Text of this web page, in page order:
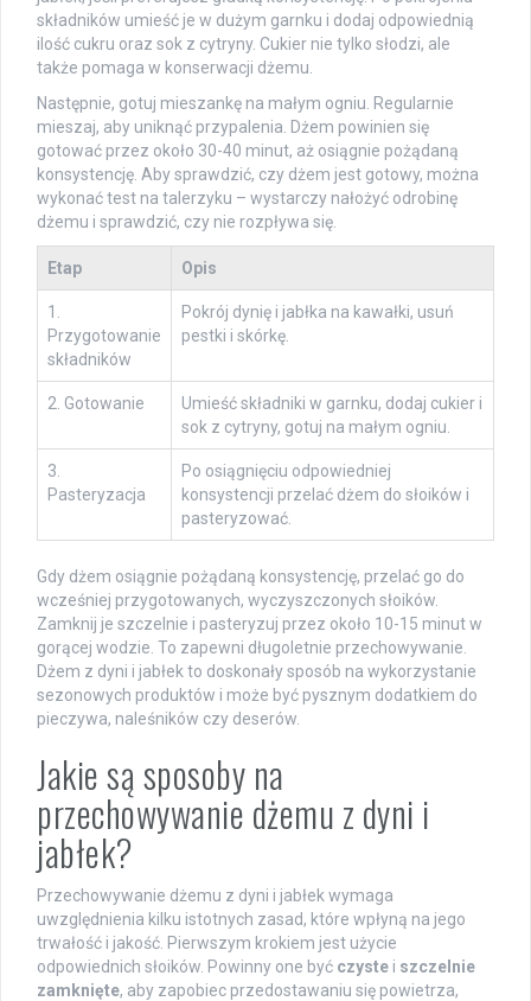
składników umieść je w dużym garnku i dodaj odpowiednią
ilość cukru oraz sok z cytryny. Cukier nie tylko słodzi, ale
także pomaga w konserwacji dżemu.
Następnie, gotuj mieszankę na małym ogniu. Regularnie
mieszaj, aby uniknąć przypalenia. Dżem powinien się
gotować przez około 30-40 minut, aż osiągnie pożądaną
konsystencję. Aby sprawdzić, czy dżem jest gotowy, można
wykonać test na talerzyku – wystarczy nałożyć odrobinę
dżemu i sprawdzić, czy nie rozpływa się.
Etap Opis
1.
Przygotowanie
składników
Pokrój dynię i jabłka na kawałki, usuń
pestki i skórkę.
2. Gotowanie
Umieść składniki w garnku, dodaj cukier i
sok z cytryny, gotuj na małym ogniu.
3.
Pasteryzacja
Po osiągnięciu odpowiedniej
konsystencji przelać dżem do słoików i
pasteryzować.
Gdy dżem osiągnie pożądaną konsystencję, przelać go do
wcześniej przygotowanych, wyczyszczonych słoików.
Zamknij je szczelnie i pasteryzuj przez około 10-15 minut w
gorącej wodzie. To zapewni długoletnie przechowywanie.
Dżem z dyni i jabłek to doskonały sposób na wykorzystanie
sezonowych produktów i może być pysznym dodatkiem do
pieczywa, naleśników czy deserów.
Jakie są sposoby na
przechowywanie dżemu z dyni i
jabłek?
Przechowywanie dżemu z dyni i jabłek wymaga
uwzględnienia kilku istotnych zasad, które wpłyną na jego
trwałość i jakość. Pierwszym krokiem jest użycie
odpowiednich słoików. Powinny one być czyste i szczelnie
zamknięte, aby zapobiec przedostawaniu się powietrza,